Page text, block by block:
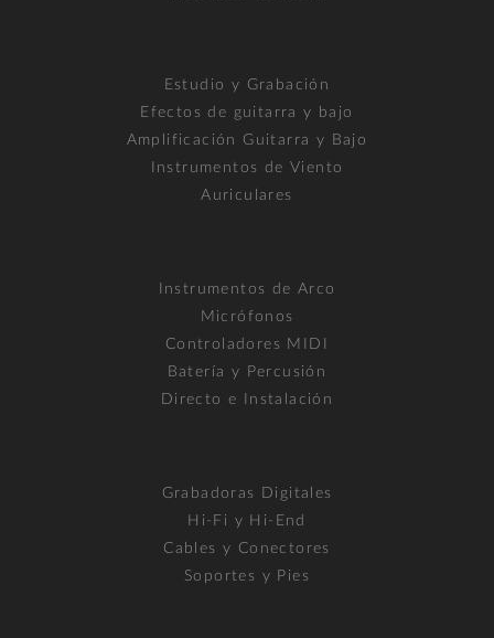
Estudio y Grabación
Efectos de guitarra y bajo
Amplificación Guitarra y Bajo
Instrumentos de Viento
Auriculares
Instrumentos de Arco
Micrófonos
Controladores MIDI
Batería y Percusión
Directo e Instalación
Grabadoras Digitales
Hi-Fi y Hi-End
Cables y Conectores
Soportes y Pies